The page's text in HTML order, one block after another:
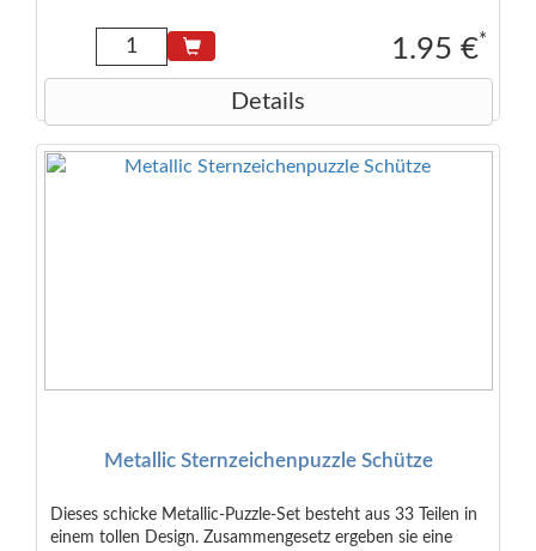
1.95 €*
Details
Metallic Sternzeichenpuzzle Schütze
Dieses schicke Metallic-Puzzle-Set besteht aus 33 Teilen in
einem tollen Design. Zusammengesetz ergeben sie eine